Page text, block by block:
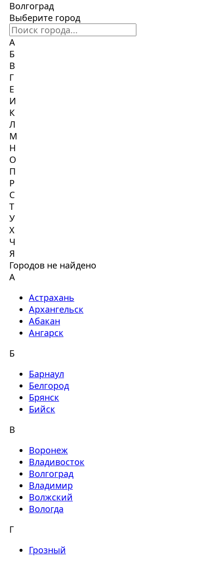
Волгоград
Выберите город
А
Б
В
Г
Е
И
К
Л
М
Н
О
П
Р
С
Т
У
Х
Ч
Я
Городов не найдено
А
Астрахань
Архангельск
Абакан
Ангарск
Б
Барнаул
Белгород
Брянск
Бийск
В
Воронеж
Владивосток
Волгоград
Владимир
Волжский
Вологда
Г
Грозный